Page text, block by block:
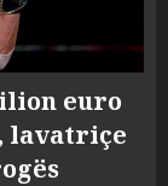
euro
lavatriçe